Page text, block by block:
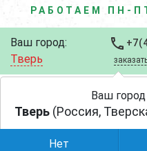
РАБОТАЕМ ПН-
Ваш город:
Тверь
Ваш город
Тверь (Россия,
Нет